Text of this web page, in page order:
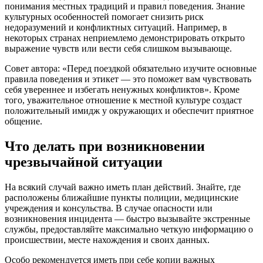
понимания местных традиций и правил поведения. Знание
культурных особенностей помогает снизить риск
недоразумений и конфликтных ситуаций. Например, в
некоторых странах неприемлемо демонстрировать открыто
выражение чувств или вести себя слишком вызывающе.
Совет автора: «Перед поездкой обязательно изучите основные
правила поведения и этикет — это поможет вам чувствовать
себя увереннее и избегать ненужных конфликтов». Кроме
того, уважительное отношение к местной культуре создаст
положительный имидж у окружающих и обеспечит приятное
общение.
Что делать при возникновении
чрезвычайной ситуации
На всякий случай важно иметь план действий. Знайте, где
расположены ближайшие пункты полиции, медицинские
учреждения и консульства. В случае опасности или
возникновения инцидента — быстро вызывайте экстренные
службы, предоставляйте максимально четкую информацию о
происшествии, месте нахождения и своих данных.
Особо рекомендуется иметь при себе копии важных